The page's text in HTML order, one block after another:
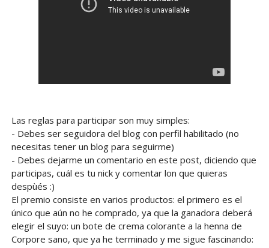
Las reglas para participar son muy simples:
- Debes ser seguidora del blog con perfil habilitado (no
necesitas tener un blog para seguirme)
- Debes dejarme un comentario en este post, diciendo que
participas, cuál es tu nick y comentar lon que quieras
despùés :)
El premio consiste en varios productos: el primero es el
único que aún no he comprado, ya que la ganadora deberá
elegir el suyo: un bote de crema colorante a la henna de
Corpore sano, que ya he terminado y me sigue fascinando: